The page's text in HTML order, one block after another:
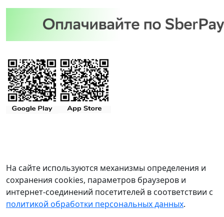
На сайте используются механизмы определения и
сохранения cookies, параметров браузеров и
интернет-соединений посетителей в соответствии с
политикой обработки персональных данных.